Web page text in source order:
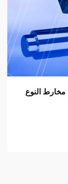
مخارط النوع